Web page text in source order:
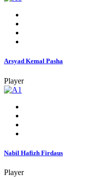
Arsyad Kemal Pasha
Player
Nabil Hafizh Firdaus
Player